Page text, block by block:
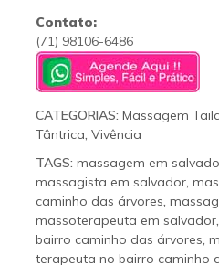
Contato:
(71) 98106-6486
CATEGORIAS: Massagem
Tântrica, Vivência
TAGS: massagem em
massagista em salvador,
caminho das árvores,
massoterapeuta em salvador,
bairro caminho das árvores,
terapeuta no bairro caminho